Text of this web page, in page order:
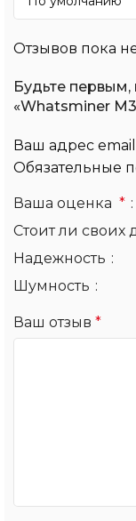
Отзывов пока
Будьте первым,
«Whatsminer
Ваш адрес
Обязательные
Ваша оценка *
Стоит ли своих
Надежность
Шумность
Ваш отзыв *